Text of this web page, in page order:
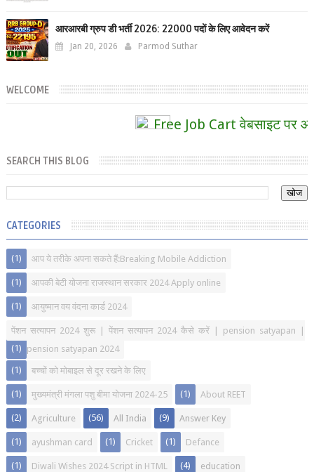
आरआरबी ग्रुप डी भर्ती 2026: 22000 पदों के लिए आवेदन करें
Jan 20, 2026 Parmod Suthar
WELCOME
Free Job Cart वेबसाइट पर
SEARCH THIS BLOG
CATEGORIES
आप ये तरीके अपना सकते हैं:Breaking Mobile Addiction
(1)
आपकी बेटी योजना राजस्थान सरकार 2024 Apply online
(1)
आयुष्मान वय वंदना कार्ड 2024
(1)
पेंशन सत्यापन 2024 शुरू | पेंशन सत्यापन 2024 कैसे करें | pension satyapan |
pension satyapan 2024
(1)
बच्चों को मोबाइल से दूर रखने के लिए
(1)
मुख्यमंत्री मंगला पशु बीमा योजना 2024-25
(1) About REET
(1)
Agriculture
(2) All India
(56) Answer Key
(9)
ayushman card
(1) Cricket
(1) Defance
(1)
Diwali Wishes 2024 Script in HTML
(1) education
(4)